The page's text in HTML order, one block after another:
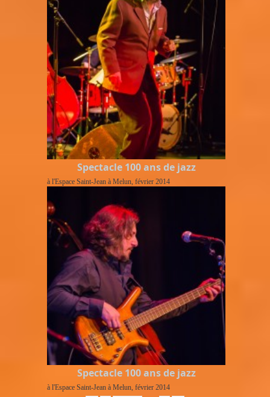
Spectacle 100 ans de jazz
à l'Espace Saint-Jean à Melun, février 2014
Spectacle 100 ans de jazz
à l'Espace Saint-Jean à Melun, février 2014